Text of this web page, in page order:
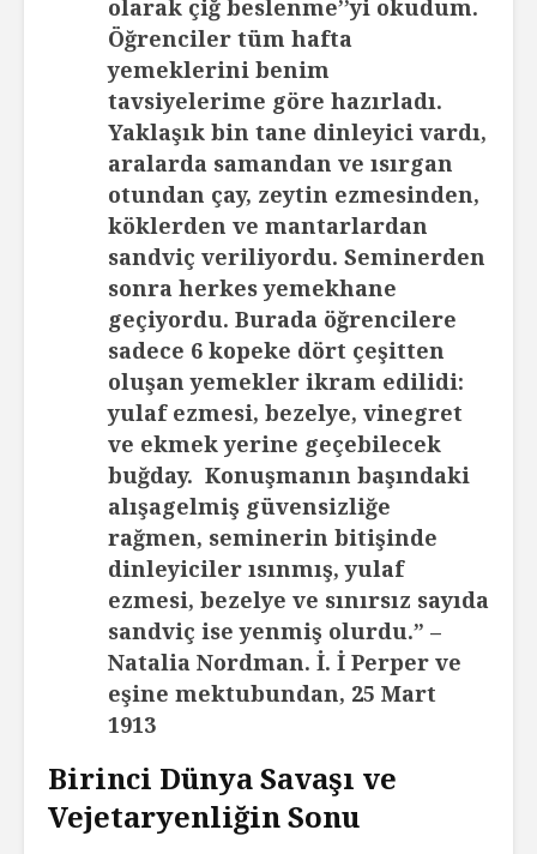
olarak çiğ beslenme’’yi okudum.
Öğrenciler tüm hafta
yemeklerini benim
tavsiyelerime göre hazırladı.
Yaklaşık bin tane dinleyici vardı,
aralarda samandan ve ısırgan
otundan çay, zeytin ezmesinden,
köklerden ve mantarlardan
sandviç veriliyordu. Seminerden
sonra herkes yemekhane
geçiyordu. Burada öğrencilere
sadece 6 kopeke dört çeşitten
oluşan yemekler ikram edilidi:
yulaf ezmesi, bezelye, vinegret
ve ekmek yerine geçebilecek
buğday. Konuşmanın başındaki
alışagelmiş güvensizliğe
rağmen, seminerin bitişinde
dinleyiciler ısınmış, yulaf
ezmesi, bezelye ve sınırsız sayıda
sandviç ise yenmiş olurdu.” –
Natalia Nordman. İ. İ Perper ve
eşine mektubundan, 25 Mart
1913
Birinci Dünya Savaşı ve
Vejetaryenliğin Sonu